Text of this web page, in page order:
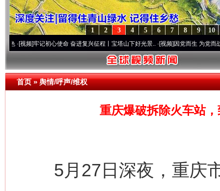
10
9
8
7
6
5
4
3
2
1
牢记初心使命 奋进复兴征程丨宝塔山下好光景..·[视频]因党而生 为党而战——百年“
首页»舆情/呼声/维权
重庆爆破拆除火车站
5月27日深夜，重庆市